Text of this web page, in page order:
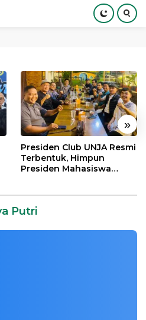
»
Presiden Club UNJA Resmi
Terbentuk, Himpun
Presiden Mahasiswa
Putri